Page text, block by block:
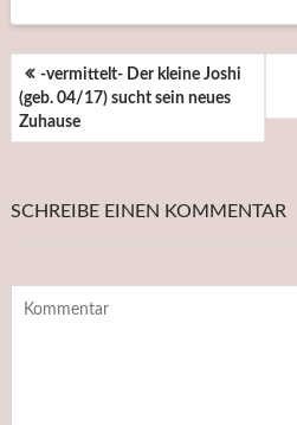
BEITRAGSNAVIGATION
-vermittelt- Der kleine Joshi
(geb. 04/17) sucht sein neues
Zuhause
SCHREIBE EINEN KOMMENTAR